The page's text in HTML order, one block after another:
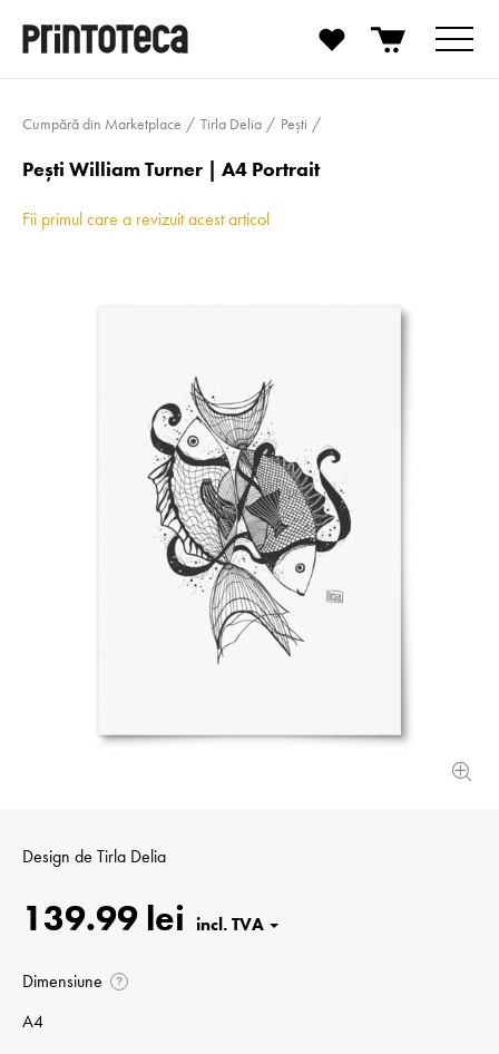
Cumpără din Marketplace Tirla Delia Pești
Pești William Turner | A4 Portrait
Fii primul care a revizuit acest articol
Design de Tirla Delia
139.99 lei
Dimensiune ?
A4